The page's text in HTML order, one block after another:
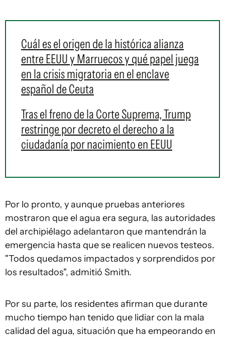
Cuál es el origen de la histórica alianza
entre EEUU y Marruecos y qué papel juega
en la crisis migratoria en el enclave
español de Ceuta
Tras el freno de la Corte Suprema, Trump
restringe por decreto el derecho a la
ciudadanía por nacimiento en EEUU
Por lo pronto, y aunque pruebas anteriores
mostraron que el agua era segura, las autoridades
del archipiélago adelantaron que mantendrán la
emergencia hasta que se realicen nuevos testeos.
"Todos quedamos impactados y sorprendidos por
los resultados", admitió Smith.
Por su parte, los residentes afirman que durante
mucho tiempo han tenido que lidiar con la mala
calidad del agua, situación que ha empeorando en